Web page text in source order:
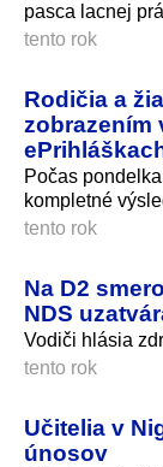
pasca lacnej
tento rok
Rodičia a
zobrazením
Počas
kompletné
tento rok
Na D2
NDS
Vodiči hlásia
tento rok
Učitelia v
únosov